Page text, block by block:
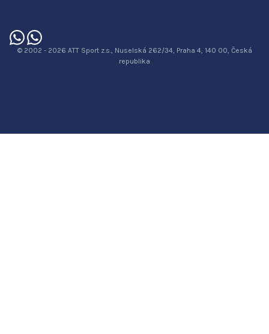
© 2002 - 2026 ATT Sport z.s., Nuselská 262/34, Praha 4, 140 00, Česká
republika